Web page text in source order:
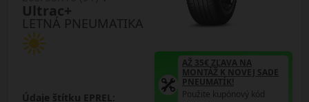
LETNÁ PNEUMATIKA
Ultrac+
Údaje štítku EPREL:
AŽ 35€ ZĽAVA NA
MONTÁŽ K NOVEJ SADE
PNEUMATÍK!
Použite kupónový kód